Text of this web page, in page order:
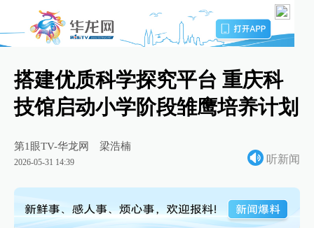
搭建优质科学探究平台 重庆科
技馆启动小学阶段雏鹰培养计划
第1眼TV-华龙网 梁浩楠
2026-05-31 14:39 听新闻